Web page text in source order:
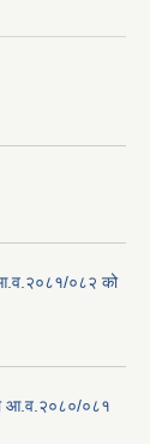
आ.व.२०८१/०८२ को
आ.व.२०८०/०८१